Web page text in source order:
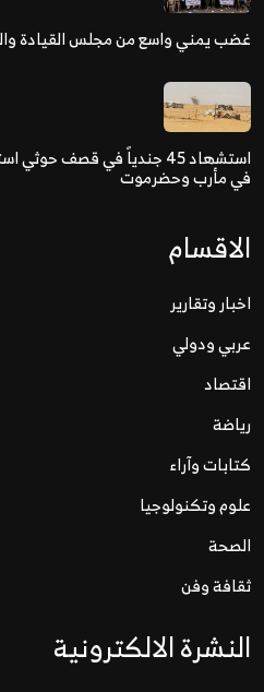
غضب يمني واسع من مجلس القيادة
استشهاد 45 جندياً في قصف
في مأرب وحضرموت
الاقسام
اخبار وتقارير
عربي ودولي
اقتصاد
رياضة
كتابات وآراء
علوم وتكنولوجيا
الصحة
ثقافة وفن
النشرة الالكترونية